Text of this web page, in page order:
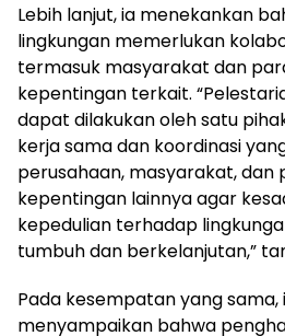
Lebih lanjut, ia menekankan
lingkungan memerlukan
termasuk masyarakat dan
kepentingan terkait.
dapat dilakukan oleh satu
kerja sama dan koordinasi
perusahaan, masyarakat, dan
kepentingan lainnya agar
kepedulian terhadap
tumbuh dan berkelanjutan,”
Pada kesempatan yang sama,
menyampaikan bahwa